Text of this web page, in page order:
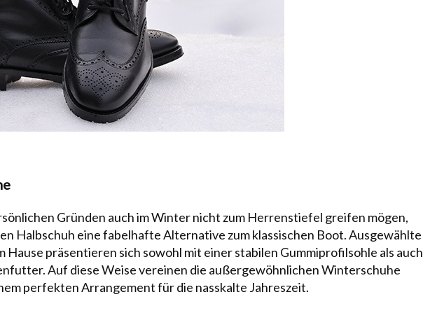
Gründen auch im Winter nicht zum Herrenstiefel greifen mögen,
Halbschuh eine fabelhafte Alternative zum klassischen Boot.Ausgewählte
Hause präsentieren sich sowohl mit einer stabilen Gummiprofilsohle als auch
Auf diese Weise vereinen die außergewöhnlichen Winterschuhe
perfekten Arrangement für die nasskalte Jahreszeit.